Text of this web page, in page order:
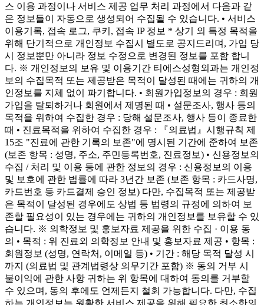
스 이용 과정이나 서비스 제공 업무 처리 과정에서 다음과 같
은 정보들이 자동으로 생성되어 수집될 수 있습니다. • 서비스
이용기록, 접속 로그, 쿠키, 접속 IP 정보 * 상기 외 특정 목적을
위해 단기적으로 개인정보 수집시 별도로 공지드리며, 가입 당
시 정보뿐만 아니라 정보 수정으로 변경된 정보를 포함 합니
다. ※ 개인정보의 보유 및 이용기간 티에스성형외과는 개인정
보의 수집목적 또는 제공받은 목적이 달성된 때에는 귀하의 개
인정보를 지체 없이 파기합니다. • 회원가입정보의 경우 : 회원
가입을 탈퇴하거나 회원에서 제명된 때 • 설문조사, 행사 등의
목적을 위하여 수집한 경우 : 당해 설문조사, 행사 등이 종료한
때 • 진료목적을 위하여 수집한 경우 : 『의료법』시행규칙 제
15조 "진료에 관한 기록의 보존"에 명시된 기간에 준하여 보존
(보존 항목 : 성명, 주소, 주민등록번호, 진료정보) • 신용정보의
수집 / 처리 및 이용 등에 관한 정보의 경우 : 신용정보의 이용
및 보호에 관한 법률에 따라 3년간 보존 (보존 항목 : 카드사명,
카드번호 등 카드결제 승인 정보) 다만, 수집목적 또는 제공받
은 목적이 달성된 경우에도 상법 등 법령의 규정에 의하여 보
존할 필요성이 있는 경우에는 귀하의 개인정보를 보유할 수 있
습니다. ※ 의학정보 및 홍보자료 제공을 위한 수집 · 이용 동
의 • 목적 : 위 진료외 의학정보 안내 및 홍보자료 제공 • 항목 :
회원정보 (성명, 연락처, 이메일 등) • 기간 : 해당 목적 달성 시
까지 (의료법 및 관계법령상 의무기간 포함) ※ 동의 거부 시
불이익에 관한 사항 귀하는 위 항목에 대하여 동의를 거부할
수 있으며, 동의 후에도 언제든지 철회 가능합니다. 다만, 수집
하는 개인정보는 원활한 서비스 제공을 위해 필요한 최소한의